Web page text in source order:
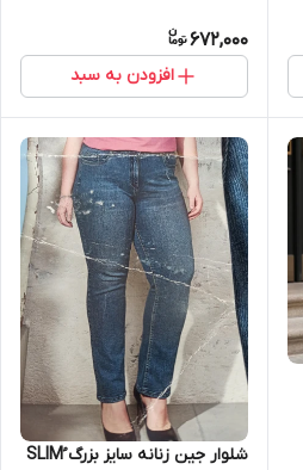
672,000
افزودن به سبد
شلوار جین زنانه سایز بزرگ ُSLIM